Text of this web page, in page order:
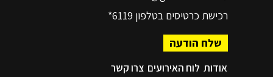
רכישת כרטיסים בטלפון 6119*
שלח הודעה
אודות לוח האירועים צרו קשר